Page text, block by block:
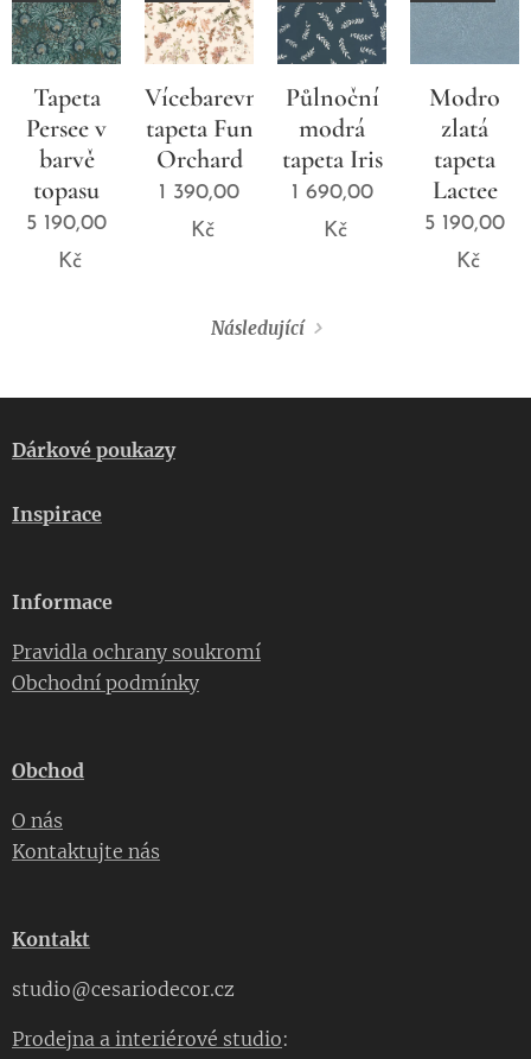
Tapeta
Persee v
barvě
topasu
5 190,00
Kč
Vícebarevná
tapeta Fun
Orchard
1 390,00
Kč
Půlnoční
modrá
tapeta Iris
1 690,00
Kč
Modro
zlatá
tapeta
Lactee
5 190,00
Kč
Následující
Dárkové poukazy
Inspirace
Informace
Pravidla ochrany soukromí
Obchodní podmínky
Obchod
O nás
Kontaktujte nás
Kontakt
studio@cesariodecor.cz
Prodejna a interiérové studio: